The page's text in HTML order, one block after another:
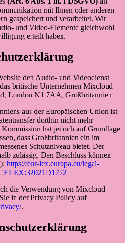
mit Ihnen oder anderen
gespeichert und verarbeitet. Wir
und Video-Elemente gleichwohl
erteilt haben.
den Audio- und Videodienst
britische Unternehmen Mixcloud
London N1 7AA, Großbritannien.
aus der Europäischen Union ist
dorthin nicht mehr
hat jedoch auf Grundlage
dass Großbritannien ein im
Schutzniveau bietet. Der
zulässig. Den Beschluss können
https://eur-lex.europa.eu/legal-
die Verwendung von Mixcloud
in der Privacy Policy auf
.